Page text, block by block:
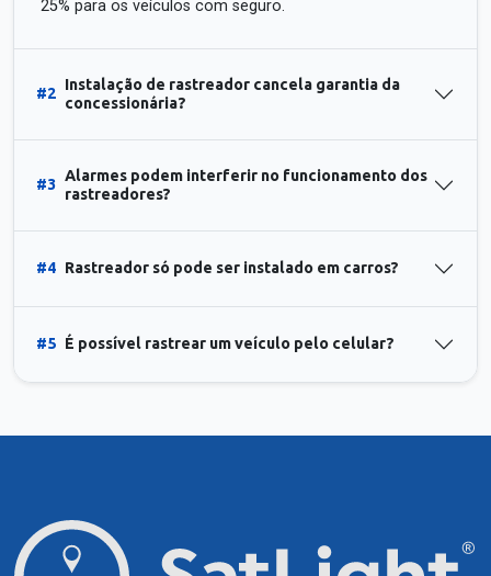
25% para os veículos com seguro.
#2
Instalação de rastreador cancela garantia da
concessionária?
#3
Alarmes podem interferir no funcionamento dos
rastreadores?
#4 Rastreador só pode ser instalado em carros?
#5 É possível rastrear um veículo pelo celular?